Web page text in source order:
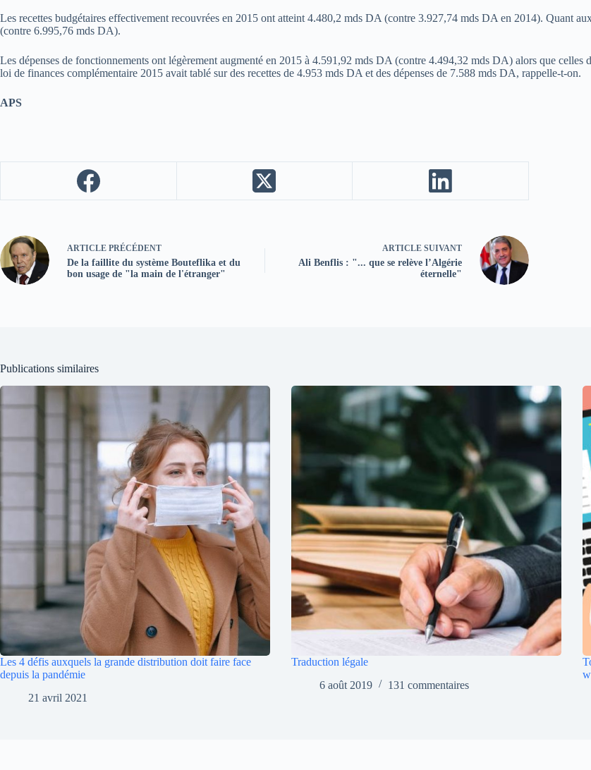
Les recettes budgétaires effectivement recouvrées en 2015 ont atteint 4.480,2 mds DA (contre 3.927,74 mds DA en 2014). Quant
(contre 6.995,76 mds DA).
Les dépenses de fonctionnements ont légèrement augmenté en 2015 à 4.591,92 mds DA (contre 4.494,32 mds DA) alors que
loi de finances complémentaire 2015 avait tablé sur des recettes de 4.953 mds DA et des dépenses de 7.588 mds DA, rappelle-t-on.
APS
ARTICLE PRÉCÉDENT
De la faillite du système Bouteflika et du
bon usage de "la main de l'étranger"
ARTICLE SUIVANT
Ali Benflis : "... que se relève l’Algérie
éternelle"
Publications similaires
Les 4 défis auxquels la grande distribution doit faire face
depuis la pandémie
21 avril 2021
Traduction légale
6 août 2019
131 commentaires